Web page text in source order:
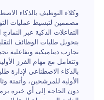
وكلاء التوظيف بالذكاء
مصممين لتبسيط عمليات
التفاعلات الذكية عبر النماذج
بتحويل طلبات الوظائف
تجارب ديناميكية وتفاعلية
وتتعامل مع مهام الفرز
بالذكاء الاصطناعي لإدارة
الأولية للمرشحين، وأتمتة
دون الحاجة إلى أي خبرة